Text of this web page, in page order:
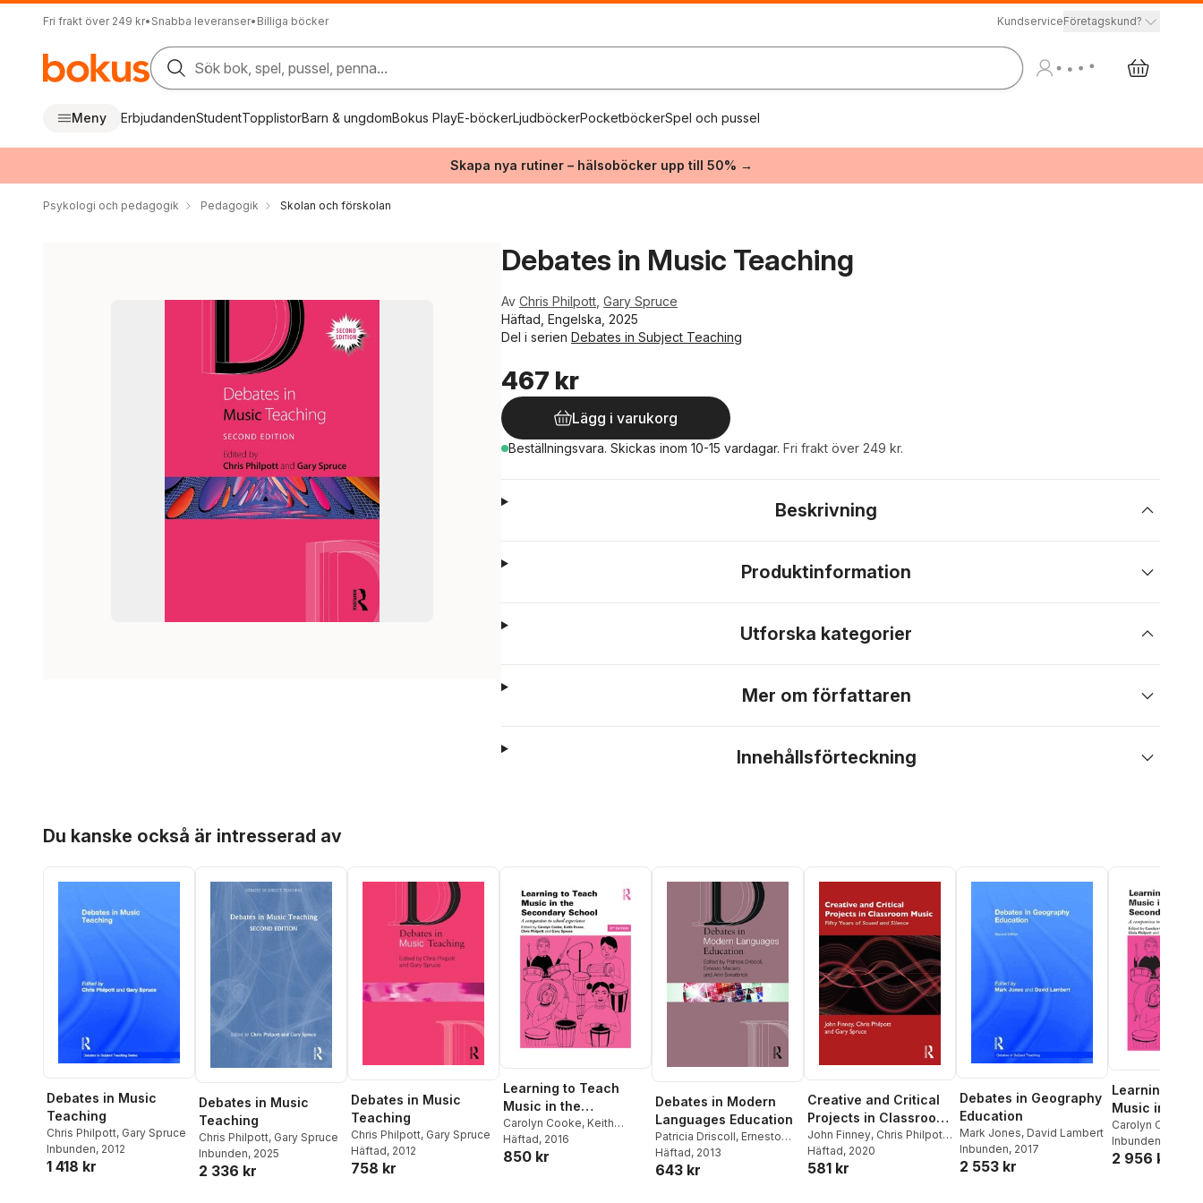
Fri frakt över 249 kr• Snabba leveranser• Billiga böcker KundserviceFöretagskund?
Sök bok, spel, pussel, penna...
Meny ErbjudandenStudentTopplistorBarn & ungdomBokus PlayE-böckerLjudböckerPocketböckerSpel och pussel
Skapa nya rutiner – hälsoböcker upp till 50% →
Psykologi och pedagogik Pedagogik Skolan och förskolan
Debates in Music Teaching
Av Chris Philpott Gary Spruce
Häftad, Engelska, 2025
Del i serien Debates in Subject Teaching
467 kr
Lägg i varukorg
Beställningsvara. Skickas inom 10-15 vardagar. Fri frakt över 249 kr.
Beskrivning
Produktinformation
Utforska kategorier
Mer om författaren
Innehållsförteckning
Du kanske också är intresserad av
Debates in Music
Teaching
Chris Philpott, Gary Spruce
Inbunden, 2012
1 418 kr
Debates in Music
Teaching
Chris Philpott, Gary Spruce
Inbunden, 2025
2 336 kr
Debates in Music
Teaching
Chris Philpott, Gary Spruce
Häftad, 2012
758 kr
Learning to Teach
Music in the
Secondary School
Carolyn Cooke, Keith
Evans,Chris Philpott
Spruce
Häftad, 2016
850 kr
Debates in Modern
Languages Education
Patricia Driscoll, Ernesto
Macaro ,Ann Swarbrick
Häftad, 2013
643 kr
Creative and Critical
Projects in Classroom
Music
John Finney, Chris Philpott ,
Gary Spruce
Häftad, 2020
581 kr
Debates in Geography
Education
Mark Jones, David Lambert
Inbunden, 2017
2 553 kr
Learning to
Music in the
Secondary
Carolyn Cooke
Evans,Chris
Spruce
Inbunden
2 956 kr